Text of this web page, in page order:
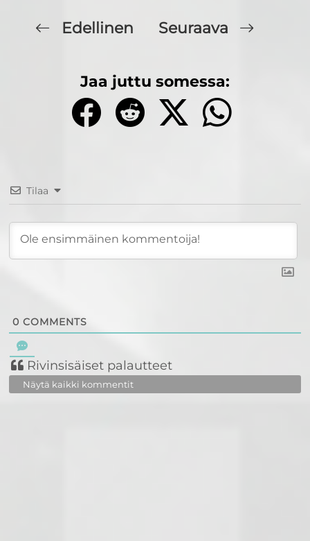
Edellinen Seuraava
Jaa juttu somessa:
Tilaa
0 COMMENTS
Rivinsisäiset palautteet
Näytä kaikki kommentit